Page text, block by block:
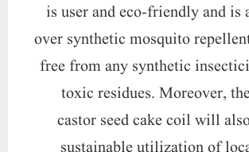
is user and eco-friendly and is
over synthetic mosquito
free from any synthetic
toxic residues. Moreover,
castor seed cake coil will